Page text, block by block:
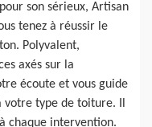
son sérieux, Artisan
tenez à réussir le
Polyvalent,
axés sur la
écoute et vous guide
type de toiture. Il
chaque intervention.